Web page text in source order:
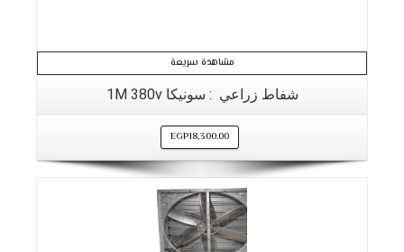
مشاهدة سريعة
شفاط زراعي : سونيكا 1M 380v
EGP18,300.00
التفاصيل